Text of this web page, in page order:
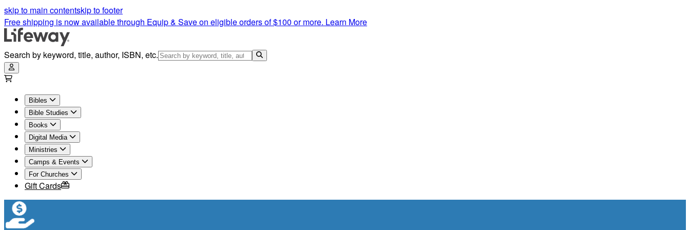
skip to main contentskip to footer
Free shipping is now available through Equip & Save on eligible orders of $100 or more. Learn More
Search by keyword, title, author, ISBN, etc.
Bibles
Bible Studies
Books
Digital Media
Ministries
Camps & Events
For Churches
Gift Cards